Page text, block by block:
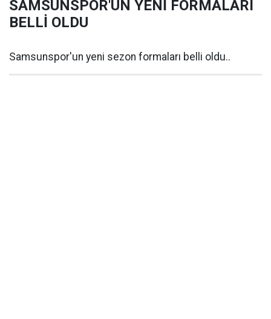
SAMSUNSPOR'UN YENİ FORMALARI
BELLİ OLDU
Samsunspor'un yeni sezon formaları belli oldu..